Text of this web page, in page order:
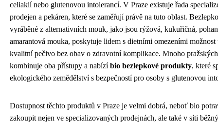
celiakií nebo glutenovou intolerancí. V Praze existuje řada
prodejen a pekáren, které se zaměřují právě na tuto oblast.
vyráběné z alternativních mouk, jako jsou rýžová, kukuřičná,
amarantová mouka, poskytuje lidem s dietními omezeními
kvalitní pečivo bez obav o zdravotní komplikace. Mnoho
kombinuje oba přístupy a nabízíbio bezlepkové produkty, které
ekologického zemědělství s bezpečností pro osoby s glutenovou
Dostupnost těchto produktů v Praze je velmi dobrá, neboť bio
zakoupit nejen ve specializovaných prodejnách, ale také v síti